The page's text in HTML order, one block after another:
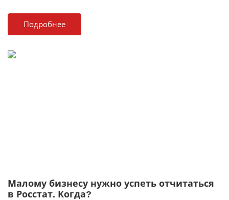
Подробнее
Малому бизнесу нужно успеть отчитаться
в Росстат. Когда?